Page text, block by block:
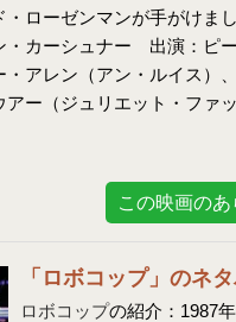
ローゼンマンが手がけまし
・カーシュナー 出演：ピ
・アレン（アン・ルイス）
ー（ジュリエット・ファ
この映画の
「ロボコップ」のネ
ロボコップの紹介：1987